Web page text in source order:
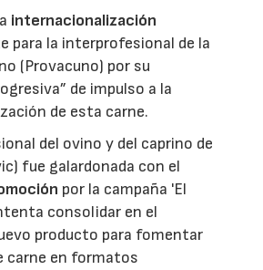
internacionalización
para la interprofesional de la
(Provacuno) por su
de impulso a la
de esta carne.
del ovino y del caprino de
fue galardonada con el
por la campaña 'El
consolidar en el
producto para fomentar
carne en formatos